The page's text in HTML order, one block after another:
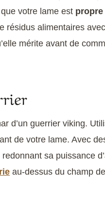
votre lame est propre
résidus alimentaires
mérite avant de
d’un guerrier viking.
de votre lame. Avec
sa puissance
au-dessus du champ